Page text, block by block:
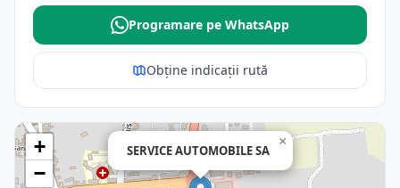
Programare pe WhatsApp
Obține indicații rută
SERVICE AUTOMOBILE SA
×
+
−